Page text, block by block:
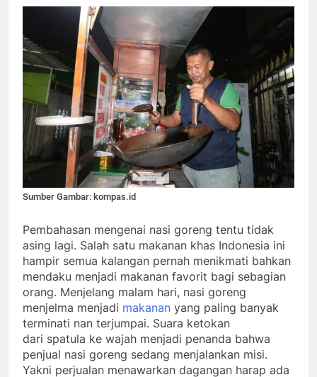
Sumber Gambar: kompas.id
Pembahasan mengenai nasi goreng tentu tidak
asing lagi. Salah satu makanan khas Indonesia ini
hampir semua kalangan pernah menikmati bahkan
mendaku menjadi makanan favorit bagi sebagian
orang. Menjelang malam hari, nasi goreng
menjelma menjadi makanan yang paling banyak
terminati nan terjumpai. Suara ketokan
dari spatula ke wajah menjadi penanda bahwa
penjual nasi goreng sedang menjalankan misi.
Yakni perjualan menawarkan dagangan harap ada